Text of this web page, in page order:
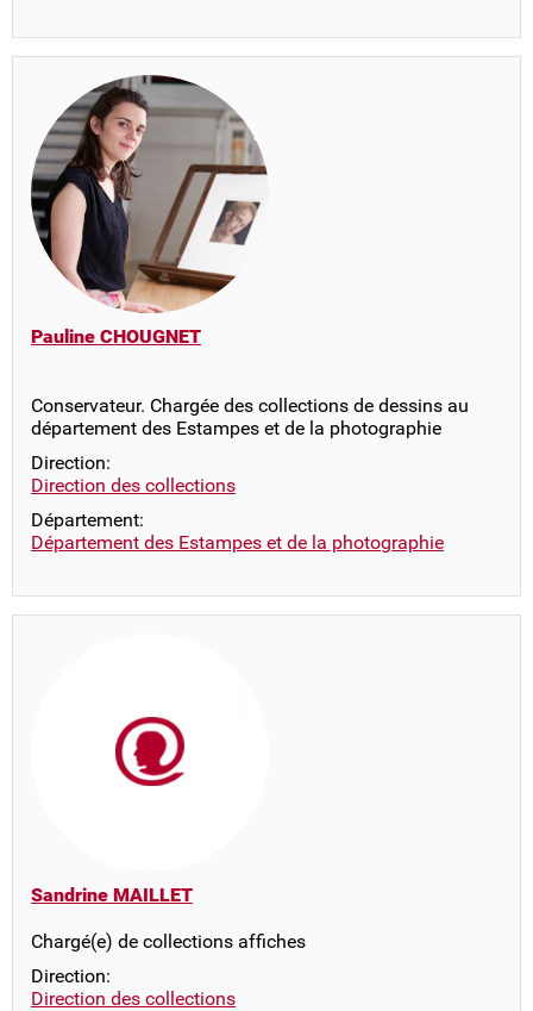
Pauline CHOUGNET
Conservateur. Chargée des collections de dessins au
département des Estampes et de la photographie
Direction:
Direction des collections
Département:
Département des Estampes et de la photographie
Sandrine MAILLET
Chargé(e) de collections affiches
Direction:
Direction des collections